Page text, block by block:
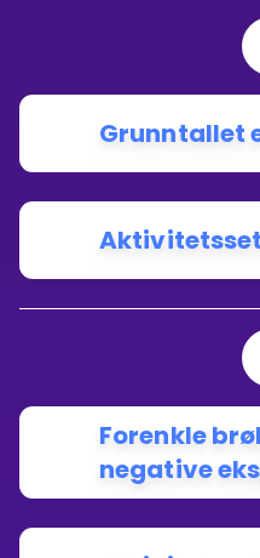
Grunntallet
Forenkle
negative